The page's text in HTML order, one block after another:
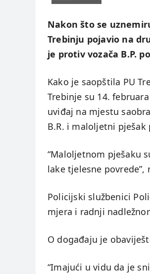
Nakon što se
Trebinju pojavio na
je protiv vozača B.P.
Kako je saopštila PU
Trebinje su 14.
uviđaj na mjestu
B.R. i maloljetni
“Maloljetnom pješaku
lake tjelesne povrede”,
Policijski službenici
mjera i radnji
O događaju je
“Imajući u vidu da je